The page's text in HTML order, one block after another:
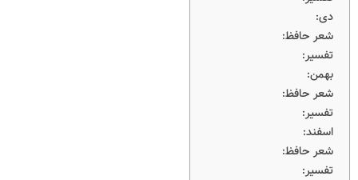
دی:
شعر حافظ:
تفسیر:
بهمن:
شعر حافظ:
تفسیر:
اسفند:
شعر حافظ:
تفسیر: